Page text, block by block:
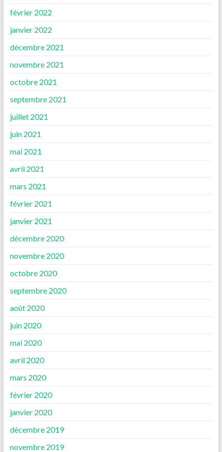
février 2022
janvier 2022
décembre 2021
novembre 2021
octobre 2021
septembre 2021
juillet 2021
juin 2021
mai 2021
avril 2021
mars 2021
février 2021
janvier 2021
décembre 2020
novembre 2020
octobre 2020
septembre 2020
août 2020
juin 2020
mai 2020
avril 2020
mars 2020
février 2020
janvier 2020
décembre 2019
novembre 2019